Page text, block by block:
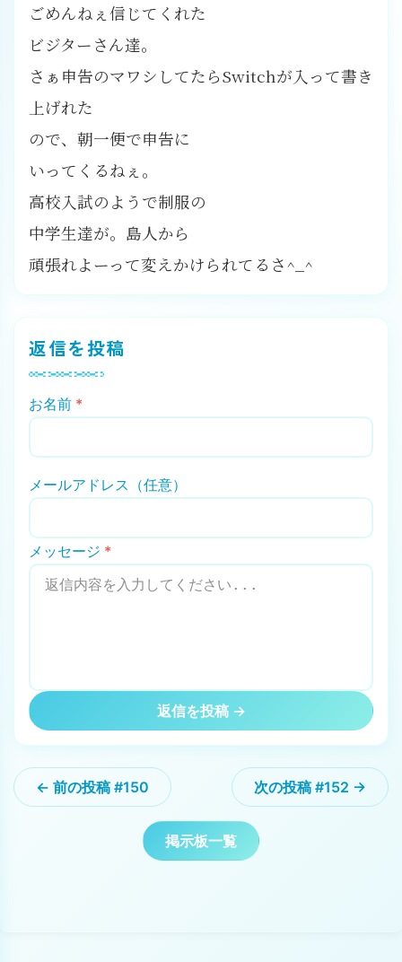
ごめんねぇ信じてくれた
ビジターさん達。
さぁ申告のマワシしてたらSwitchが入って書き
上げれた
ので、朝一便で申告に
いってくるねぇ。
高校入試のようで制服の
中学生達が。島人から
頑張れよーって変えかけられてるさ^_^
返信を投稿
お名前 *
メールアドレス（任意）
メッセージ *
返信を投稿 →
← 前の投稿 #150
掲示板一覧
次の投稿 #152 →